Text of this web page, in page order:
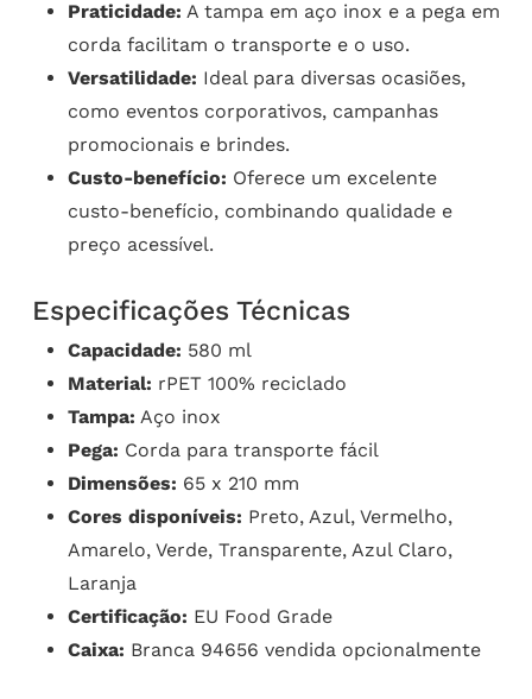
Praticidade: A tampa em aço inox e a pega em
corda facilitam o transporte e o uso.
Versatilidade: Ideal para diversas ocasiões,
como eventos corporativos, campanhas
promocionais e brindes.
Custo-benefício: Oferece um excelente
custo-benefício, combinando qualidade e
preço acessível.
Especificações Técnicas
Capacidade: 580 ml
Material: rPET 100% reciclado
Tampa: Aço inox
Pega: Corda para transporte fácil
Dimensões: 65 x 210 mm
Cores disponíveis: Preto, Azul, Vermelho,
Amarelo, Verde, Transparente, Azul Claro,
Laranja
Certificação: EU Food Grade
Caixa: Branca 94656 vendida opcionalmente